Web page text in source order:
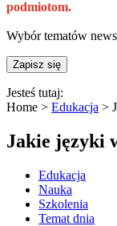
podmiotom.
Wybór tematów
Jesteś tutaj:
Home > Edukacja >
Jakie języki
Edukacja
Nauka
Szkolenia
Temat dnia